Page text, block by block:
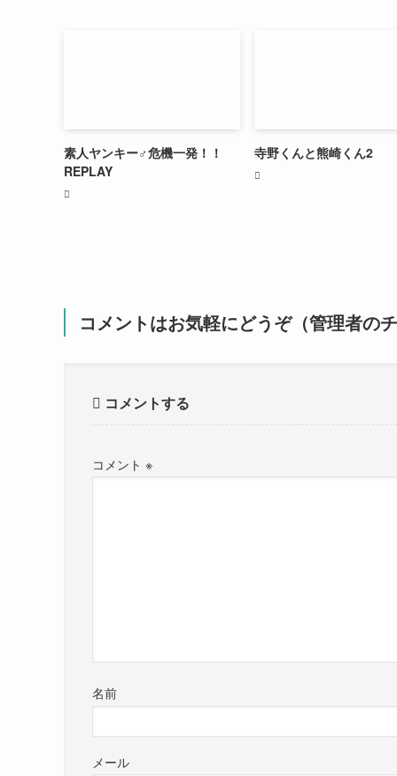
素人ヤンキー♂危機一発！！
REPLAY
寺野くんと熊崎くん2
コメントはお気軽にどうぞ（管理者の
コメントする
コメント ※
名前
メール